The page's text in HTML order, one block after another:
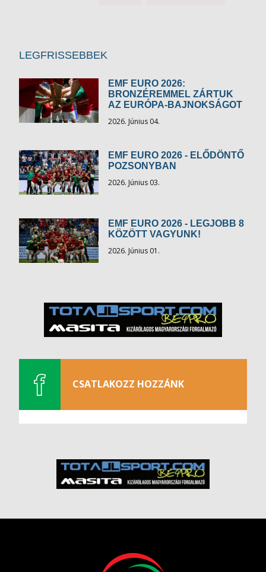
LEGFRISSEBBEK
EMF EURO 2026:
BRONZÉREMMEL ZÁRTUK
AZ EURÓPA-BAJNOKSÁGOT
2026. Június 04.
EMF EURO 2026 - ELŐDÖNTŐ
POZSONYBAN
2026. Június 03.
EMF EURO 2026 - LEGJOBB 8
KÖZÖTT VAGYUNK!
2026. Június 01.
CSATLAKOZZ HOZZÁNK